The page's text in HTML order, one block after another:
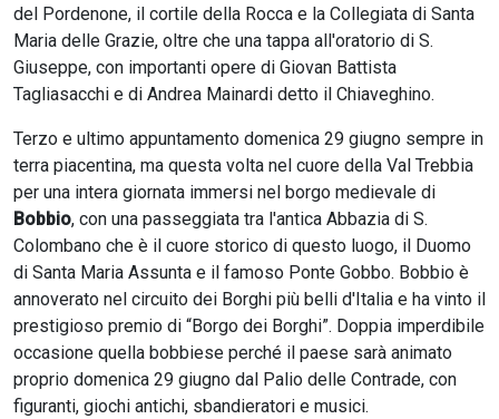
del Pordenone, il cortile della Rocca e la Collegiata di Santa
Maria delle Grazie, oltre che una tappa all'oratorio di S.
Giuseppe, con importanti opere di Giovan Battista
Tagliasacchi e di Andrea Mainardi detto il Chiaveghino.
Terzo e ultimo appuntamento domenica 29 giugno sempre in
terra piacentina, ma questa volta nel cuore della Val Trebbia
per una intera giornata immersi nel borgo medievale di
Bobbio, con una passeggiata tra l'antica Abbazia di S.
Colombano che è il cuore storico di questo luogo, il Duomo
di Santa Maria Assunta e il famoso Ponte Gobbo. Bobbio è
annoverato nel circuito dei Borghi più belli d'Italia e ha vinto il
prestigioso premio di “Borgo dei Borghi”. Doppia imperdibile
occasione quella bobbiese perché il paese sarà animato
proprio domenica 29 giugno dal Palio delle Contrade, con
figuranti, giochi antichi, sbandieratori e musici.